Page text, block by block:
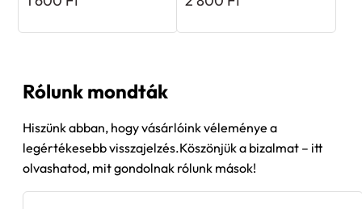
legértékesebb visszajelzés.Köszönjük a bizalmat – itt
olvashatod, mit gondolnak rólunk mások!